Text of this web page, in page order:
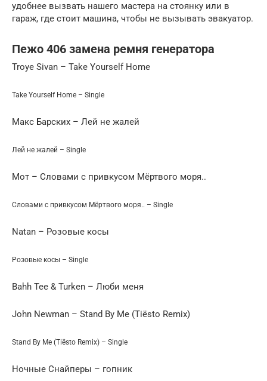
удобнее вызвать нашего мастера на стоянку или в
гараж, где стоит машина, чтобы не вызывать эвакуатор.
Пежо 406 замена ремня генератора
Troye Sivan – Take Yourself Home
Take Yourself Home – Single
Макс Барских – Лей не жалей
Лей не жалей – Single
Мот – Словами с привкусом Мёртвого моря..
Словами с привкусом Мёртвого моря.. – Single
Natan – Розовые косы
Розовые косы – Single
Bahh Tee & Turken – Люби меня
John Newman – Stand By Me (Tiësto Remix)
Stand By Me (Tiësto Remix) – Single
Ночные Снайперы – гопник